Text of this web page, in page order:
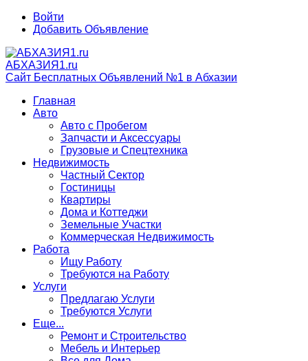
Войти
Добавить Объявление
АБХАЗИЯ1.ru
Сайт Бесплатных Объявлений №1 в Абхазии
Главная
Авто
Авто с Пробегом
Запчасти и Аксессуары
Грузовые и Спецтехника
Недвижимость
Частный Сектор
Гостиницы
Квартиры
Дома и Коттеджи
Земельные Участки
Коммерческая Недвижимость
Работа
Ищу Работу
Требуются на Работу
Услуги
Предлагаю Услуги
Требуются Услуги
Еще...
Ремонт и Строительство
Мебель и Интерьер